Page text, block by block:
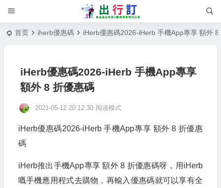
首页 iherb優惠碼 iHerb優惠碼2026-iHerb 手機App專享 額外 8
iHerb優惠碼2026-iHerb 手機App專享
額外 8 折優惠碼
2021-05-12 20:12:30 阅读模式
iHerb優惠碼2026-iHerb 手機App專享 額外 8 折優惠
碼
iHerb推出手機App專享 額外 8 折優惠碼呀，用iHerb
嘅手機應用程式去購物，再輸入優惠碼就可以享有全